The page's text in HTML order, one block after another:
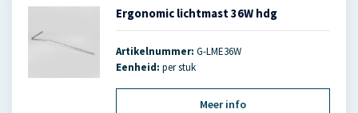
Ergonomic lichtmast 36W hdg
Artikelnummer: G-LME36W
Eenheid: per stuk
Meer info